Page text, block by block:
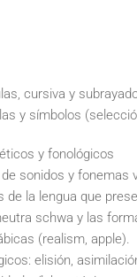
cursiva y
y símbolos
y fonológicos
sonidos y fonemas
de la lengua que
schwa y las
(realism, apple).
elisión,